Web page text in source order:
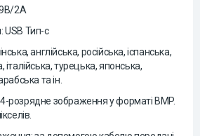
9В/2А
USB Тип-c
англійська, російська, іспанська,
турецька, японська,
та ін.
розрядне зображення у форматі BMP.